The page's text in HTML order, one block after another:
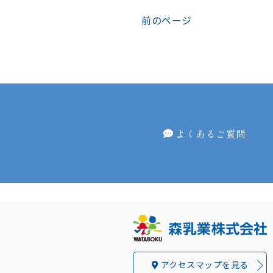
前のページ
よくあるご質問
アクセスマップを見る